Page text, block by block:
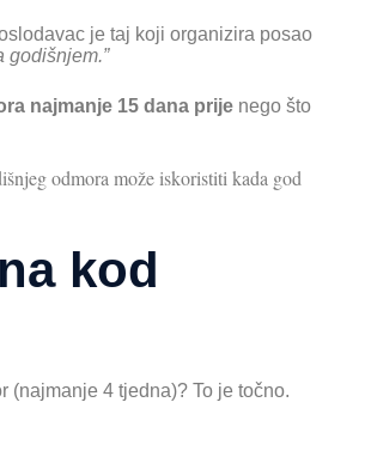
je taj koji organizira posao
godišnjem.”
najmanje 15 dana prije nego što
odmora može iskoristiti kada god
kod
(najmanje 4 tjedna)? To je točno.